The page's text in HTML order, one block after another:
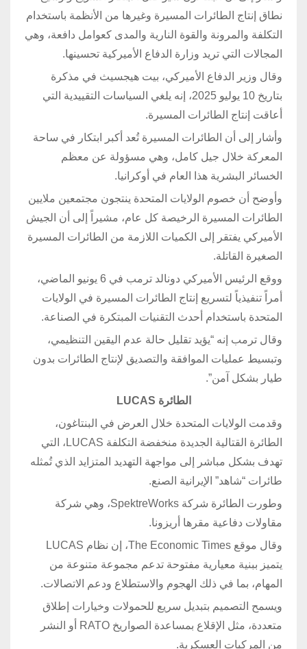
نطاق إنتاج الطائرات المسيرة وغيرها من الأنظمة باستخدام
التكلفة والمرونة والقوة النارية والمدى كعوامل دافعة، وهي
المجالات التي تريد وزارة الدفاع الأميركية تحسينها.
وقال وزير الدفاع الأميركي، بيت هيجسيث في مذكرة
بتاريخ 10 يوليو 2025، إنه يلغي السياسات التقييدية التي
أعاقت إنتاج الطائرات المسيرة.
وأشار إلى أن الطائرات المسيرة تُعد أكبر ابتكار في ساحة
المعركة خلال جيل كامل، وهي مسؤولة عن معظم
الخسائر البشرية هذا العام في أوكرانيا.
وأوضح أن خصوم الولايات المتحدة ينتجون مجتمعين ملايين
الطائرات المسيرة الرخيصة كل عام، مشيراً إلى أن الجيش
الأميركي يفتقر إلى الكميات اللازمة من الطائرات المسيرة
الصغيرة القاتلة.
ووقع الرئيس الأميركي دونالد ترمب في 6 يونيو الماضي،
أمراً تنفيذياً لتسريع إنتاج الطائرات المسيرة في الولايات
المتحدة باستخدام أحدث التقنيات المبتكرة في الصناعة.
وقال ترمب إنه “يؤيد تقليل حالة عدم اليقين التنظيمي،
وتبسيط عمليات الموافقة والتصديق لإنتاج الطائرات بدون
طيار بشكل آمن”.
الطائرة LUCAS
وقدمت الولايات المتحدة خلال العرض في البنتاغون،
الطائرة القتالية الجديدة منخفضة التكلفة LUCAS، التي
تهدف بشكل مباشر إلى مواجهة التهديد المتزايد الذي تُمثله
طائرات “شاهد” الإيرانية الصنع.
وطورت الطائرة شركة SpektreWorks، وهي شركة
مقاولات دفاعية مقرها أريزونا.
وقال موقع The Economic Times، إن نظام LUCAS
يتميز ببنية معيارية مفتوحة تدعم مجموعة متنوعة من
المهام، بما في ذلك الهجوم والاستطلاع ودعم الاتصالات.
ويسمح التصميم بتبديل سريع للحمولات وخيارات إطلاق
متعددة، مثل الإقلاع بمساعدة الصواريخ RATO أو النشر
من المركبات العسكرية.